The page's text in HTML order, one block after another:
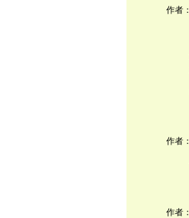
作者：
作者：
作者：